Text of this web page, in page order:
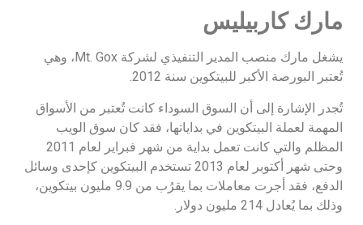
مارك كاربيليس
يشغل مارك منصب المدير التنفيذي لشركة Mt. Gox، وهي
تُعتبر البورصة الأكبر للبيتكوين سنة 2012.
تُجدر الإشارة إلى أن السوق السوداء كانت تُعتبر من الأسواق
المهمة لعملة البيتكوين في بداياتها، فقد كان سوق الويب
المظلم والتي كانت تعمل بداية من شهر فبراير لعام 2011
وحتى شهر أكتوبر لعام 2013 تستخدم البيتكوين كإحدى وسائل
الدفع، فقد أجرت معاملات بما يقرُب من 9.9 مليون بيتكوين،
وذلك بما يُعادل 214 مليون دولار.